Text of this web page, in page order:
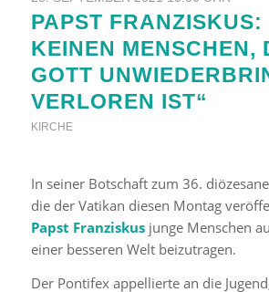
PAPST FRANZISKUS:
KEINEN MENSCHEN,
GOTT
VERLOREN IST“
KIRCHE
In seiner Botschaft zum 36.
die der Vatikan diesen Montag
Papst Franziskusjunge Menschen
einer besseren Welt beizutragen.
Der Pontifex appellierte an die